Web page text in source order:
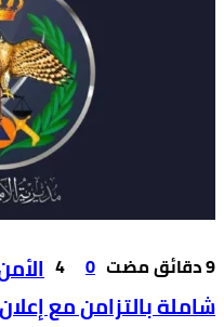
0
4
شاملة بالتزامن مع